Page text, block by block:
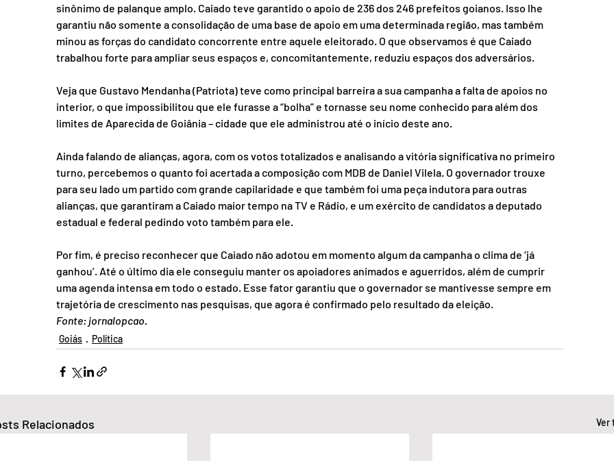
sinônimo de palanque amplo. Caiado teve garantido o apoio de 236 dos 246 prefeitos goianos. Isso lhe
garantiu não somente a consolidação de uma base de apoio em uma determinada região, mas também
minou as forças do candidato concorrente entre aquele eleitorado. O que observamos é que Caiado
trabalhou forte para ampliar seus espaços e, concomitantemente, reduziu espaços dos adversários.
Veja que Gustavo Mendanha (Patriota) teve como principal barreira a sua campanha a falta de apoios no
interior, o que impossibilitou que ele furasse a “bolha” e tornasse seu nome conhecido para além dos
limites de Aparecida de Goiânia – cidade que ele administrou até o início deste ano.
Ainda falando de alianças, agora, com os votos totalizados e analisando a vitória significativa no primeiro
turno, percebemos o quanto foi acertada a composição com MDB de Daniel Vilela. O governador trouxe
para seu lado um partido com grande capilaridade e que também foi uma peça indutora para outras
alianças, que garantiram a Caiado maior tempo na TV e Rádio, e um exército de candidatos a deputado
estadual e federal pedindo voto também para ele.
Por fim, é preciso reconhecer que Caiado não adotou em momento algum da campanha o clima de ‘já
ganhou’. Até o último dia ele conseguiu manter os apoiadores animados e aguerridos, além de cumprir
uma agenda intensa em todo o estado. Esse fator garantiu que o governador se mantivesse sempre em
trajetória de crescimento nas pesquisas, que agora é confirmado pelo resultado da eleição.
Fonte: jornalopcao.
Goiás Política
Relacionados Ver